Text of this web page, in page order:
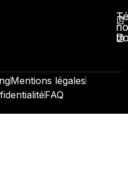
Mentions légales
FAQ